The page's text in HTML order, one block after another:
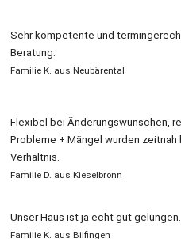
Sehr kompetente und
Beratung.
Familie K. aus Neubärental
Flexibel bei Änderungswünschen,
Probleme + Mängel wurden
Verhältnis.
Familie D. aus Kieselbronn
Unser Haus ist ja echt gut gelungen.
Familie K. aus Bilfingen